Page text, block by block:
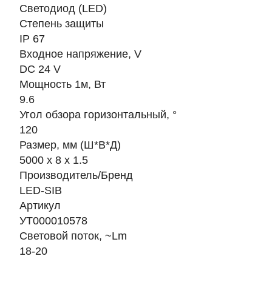
Светодиод (LED)
Степень защиты
IP 67
Входное напряжение, V
DC 24 V
Мощность 1м, Вт
9.6
Угол обзора горизонтальный, °
120
Размер, мм (Ш*В*Д)
5000 х 8 х 1.5
Производитель/Бренд
LED-SIB
Артикул
УТ000010578
Световой поток, ~Lm
18-20